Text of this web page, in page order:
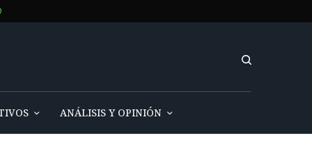
ANÁLISIS Y OPINIÓN